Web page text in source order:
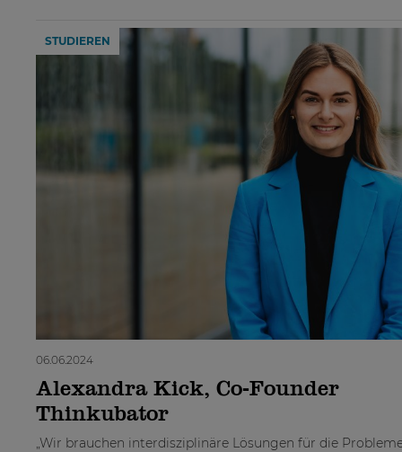
STUDIEREN
06.06.2024
Alexandra Kick, Co-Founder
Thinkubator
„Wir brauchen interdisziplinäre Lösungen für die